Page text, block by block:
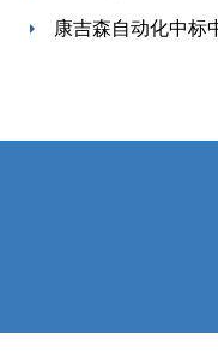
康吉森自动化中标